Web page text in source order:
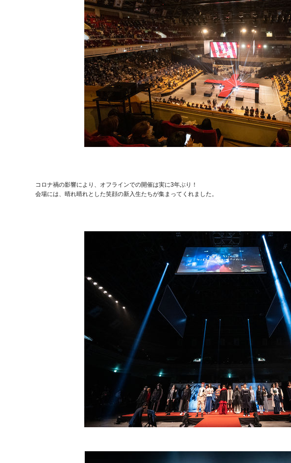
コロナ禍の影響により、オフラインでの開催は実に3年ぶり！
会場には、晴れ晴れとした笑顔の新入生たちが集まってくれました。